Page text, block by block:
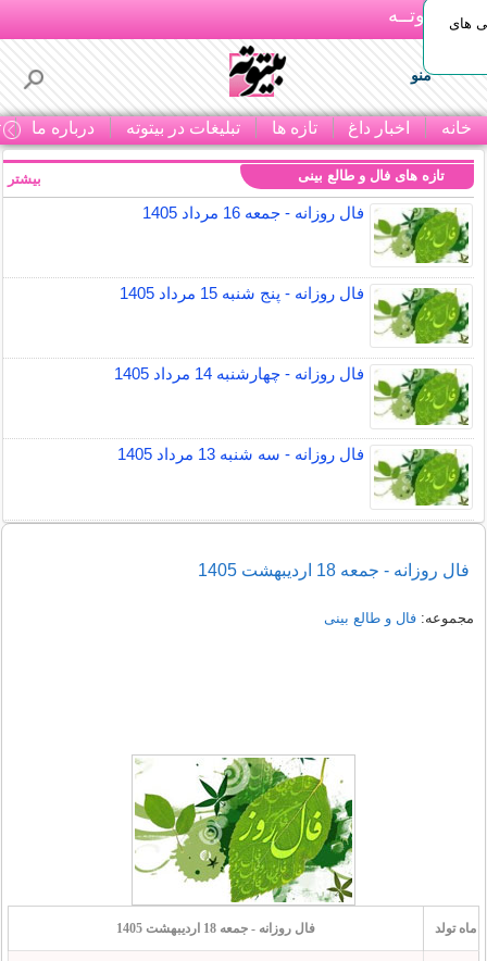
بـیتوتــه
منو
خانه اخبار داغ تازه ها تبلیغات در بیتوته درباره ما
های
تازه های فال و طالع بینی
فال روزانه - جمعه 16 مرداد 1405
فال روزانه - پنج شنبه 15 مرداد 1405
فال روزانه - چهارشنبه 14 مرداد 1405
فال روزانه - سه شنبه 13 مرداد 1405
بیشتر
فال روزانه - جمعه 18 اردیبهشت 1405
مجموعه:فال و طالع بینی
ماه تولد فال روزانه - جمعه 18 اردیبهشت 1405